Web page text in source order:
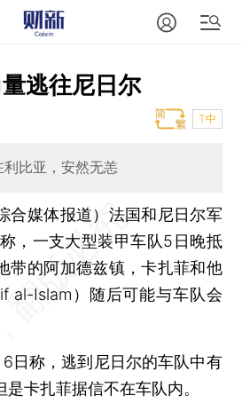
逃往尼日尔
T中
比亚，安然无恙
合媒体报道） 法国和尼日尔军
，一支大型装甲车队5日晚抵
带的阿加德兹镇，卡扎菲和他
al-Islam）随后可能与车队会
称，逃到尼日尔的车队中有
卡扎菲据信不在车队内。